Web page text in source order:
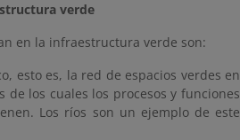
verde
en la infraestructura verde son:
esto es, la red de espacios verdes en
de los cuales los procesos y funciones
Los ríos son un ejemplo de este